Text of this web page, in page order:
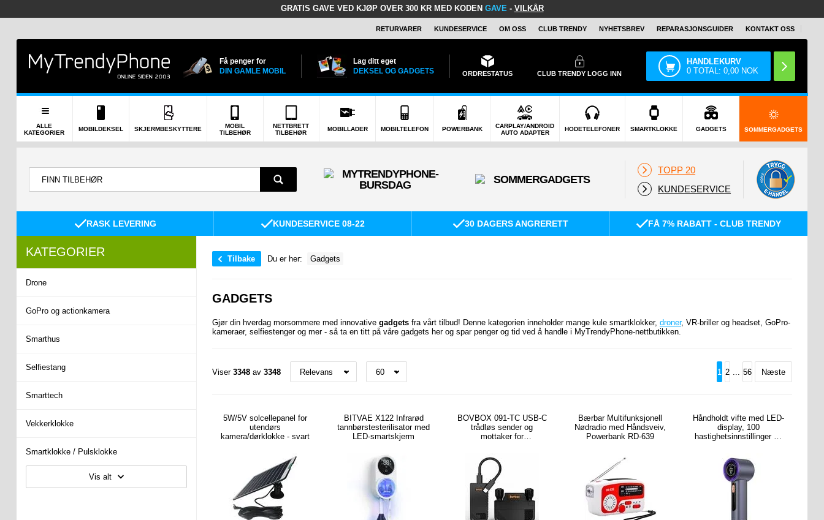
GRATIS GAVE VED KJØP OVER 300 KR MED KODEN GAVE- VILKÅR
RETURVARER KUNDESERVICE OM OSS CLUB TRENDY NYHETSBREV REPARASJONSGUIDER KONTAKT OSS
Få penger for
DIN GAMLE MOBIL
Lag ditt eget
DEKSEL OG GADGETS
ORDRESTATUS CLUB TRENDYLOGG INN
HANDLEKURV
0 TOTAL:0,00 NOK
ALLE
KATEGORIER
MOBILDEKSEL SKJERMBESKYTTERE
MOBIL
TILBEHØR
NETTBRETT
TILBEHØR
MOBILLADER MOBILTELEFON POWERBANK
CARPLAY/ANDROID
AUTO ADAPTER
HODETELEFONER SMARTKLOKKE GADGETS SOMMERGADGETS
TOPP 20
KUNDESERVICE
RASK LEVERING KUNDESERVICE 08-22 30 DAGERS ANGRERETT FÅ 7% RABATT - CLUB TRENDY
KATEGORIER
Drone
GoPro og actionkamera
Smarthus
Selfiestang
Smarttech
Vekkerklokke
Smartklokke / Pulsklokke
Vis alt
Tilbake Du er her: Gadgets
GADGETS
Gjør din hverdag morsommere med innovative gadgetsfra vårt tilbud! Denne kategorien inneholder mange kule smartklokker, droner, VR-briller og headset, GoPro-
kameraer, selfiestenger og mer - så ta en titt på våre gadgets her og spar penger og tid ved å handle i MyTrendyPhone-nettbutikken.
Viser 3348av 3348 1 2 56 Næste
5W/5V solcellepanel for
utendørs
kamera/dørklokke - svart
BITVAE X122 Infrarød
tannbørstesterilisator med
LED-smartskjerm
BOVBOX 091-TC USB-C
trådløs sender og
mottaker for
Bærbar Multifunksjonell
Nødradio med Håndsveiv,
Powerbank RD-639
Håndholdt vifte med LED-
display, 100
hastighetsinnstillinger og